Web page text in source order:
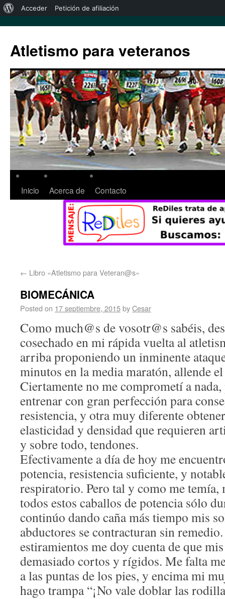
Atletismo para veteranos
Inicio Acerca de Contacto
← Libro «Atletismo para Veteran@s»
BIOMECÁNICA
Posted on 17 septiembre, 2015byCesar
Como much@s de vosotr@s sabéis,
cosechado en mi rápida vuelta al
arriba proponiendo un inminente
minutos en la media maratón, allende
Ciertamente no me comprometí a nada,
entrenar con gran perfección para
resistencia, y otra muy diferente
elasticidad y densidad que requieren
y sobre todo, tendones.
Efectivamente a día de hoy me
potencia, resistencia suficiente, y
respiratorio. Pero tal y como me temía,
todos estos caballos de potencia sólo
continúo dando caña más tiempo mis
abductores se contracturan sin
estiramientos me doy cuenta de que
demasiado cortos y rígidos. Me falta
a las puntas de los pies, y encima mi
hago trampa “¡No vale doblar las
Acceder Petición de afiliación